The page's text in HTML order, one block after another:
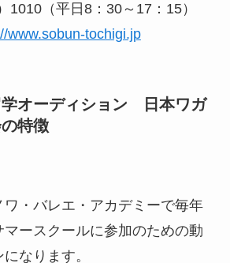
1010（平日8：30～17：15）
www.sobun-tochigi.jp
学オーディション 日本ワガ
特徴
ワ・バレエ・アカデミーで毎年
マースクールに参加のための動
なります。